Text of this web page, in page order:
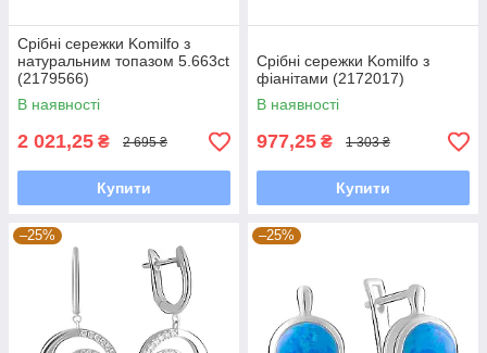
Срібні сережки Komilfo з
натуральним топазом 5.663ct
(2179566)
В наявності
2 021,25 ₴ 2 695 ₴
Купити
Срібні сережки Komilfo з
фіанітами (2172017)
В наявності
977,25 ₴ 1 303 ₴
Купити
–25% –25%